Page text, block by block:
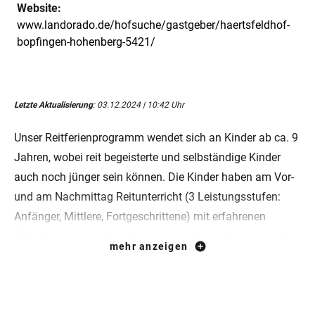
Website:
www.landorado.de/hofsuche/gastgeber/haertsfeldhof-
bopfingen-hohenberg-5421/
Letzte Aktualisierung: 03.12.2024 | 10:42 Uhr
Unser Reitferienprogramm wendet sich an Kinder ab ca. 9
Jahren, wobei reit begeisterte und selbständige Kinder
auch noch jünger sein können. Die Kinder haben am Vor-
und am Nachmittag Reitunterricht (3 Leistungsstufen:
Anfänger, Mittlere, Fortgeschrittene) mit erfahrenen
dem Pferd, Theorieunterricht, kleine Ämter rund ums Pferd
mehr anzeigen